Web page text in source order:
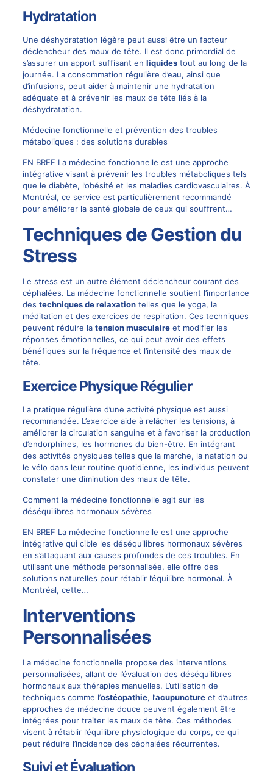
Hydratation
Une déshydratation légère peut aussi être un facteur
déclencheur des maux de tête. Il est donc primordial de
s’assurer un apport suffisant en liquidestout au long de la
journée. La consommation régulière d’eau, ainsi que
d’infusions, peut aider à maintenir une hydratation
adéquate et à prévenir les maux de tête liés à la
déshydratation.
Médecine fonctionnelle et prévention des troubles
métaboliques : des solutions durables
EN BREF La médecine fonctionnelle est une approche
intégrative visant à prévenir les troubles métaboliques tels
que le diabète, l’obésité et les maladies cardiovasculaires. À
Montréal, ce service est particulièrement recommandé
pour améliorer la santé globale de ceux qui souffrent…
Techniques de Gestion du
Stress
Le stress est un autre élément déclencheur courant des
céphalées. La médecine fonctionnelle soutient l’importance
des techniques de relaxationtelles que le yoga, la
méditation et des exercices de respiration. Ces techniques
peuvent réduire la tension musculaireet modifier les
réponses émotionnelles, ce qui peut avoir des effets
bénéfiques sur la fréquence et l’intensité des maux de
tête.
Exercice Physique Régulier
La pratique régulière d’une activité physique est aussi
recommandée. L’exercice aide à relâcher les tensions, à
améliorer la circulation sanguine et à favoriser la production
d’endorphines, les hormones du bien-être. En intégrant
des activités physiques telles que la marche, la natation ou
le vélo dans leur routine quotidienne, les individus peuvent
constater une diminution des maux de tête.
Comment la médecine fonctionnelle agit sur les
déséquilibres hormonaux sévères
EN BREF La médecine fonctionnelle est une approche
intégrative qui cible les déséquilibres hormonaux sévères
en s’attaquant aux causes profondes de ces troubles. En
utilisant une méthode personnalisée, elle offre des
solutions naturelles pour rétablir l’équilibre hormonal. À
Montréal, cette…
Interventions
Personnalisées
La médecine fonctionnelle propose des interventions
personnalisées, allant de l’évaluation des déséquilibres
hormonaux aux thérapies manuelles. L’utilisation de
techniques comme l’ostéopathie, l’acupunctureet d’autres
approches de médecine douce peuvent également être
intégrées pour traiter les maux de tête. Ces méthodes
visent à rétablir l’équilibre physiologique du corps, ce qui
peut réduire l’incidence des céphalées récurrentes.
Suivi et Évaluation